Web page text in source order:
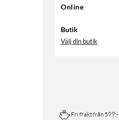
Online
Butik
Välj din butik
Fri frakt från 599:-